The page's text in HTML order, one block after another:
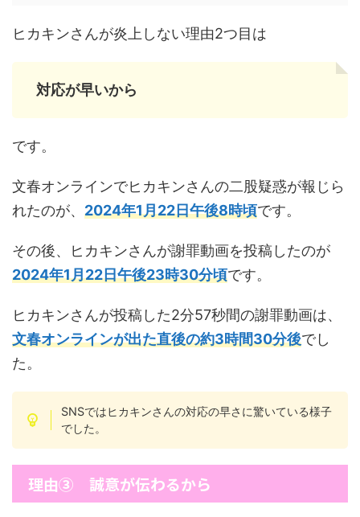
ヒカキンさんが炎上しない理由2つ目は
対応が早いから
です。
文春オンラインでヒカキンさんの二股疑惑が報じら
れたのが、 2024年1月22日午後8時頃です。
その後、ヒカキンさんが謝罪動画を投稿したのが
2024年1月22日午後23時30分頃です。
ヒカキンさんが投稿した2分57秒間の謝罪動画は、
文春オンラインが出た直後の約3時間30分後でし
た。
SNSではヒカキンさんの対応の早さに驚いている様子
でした。
理由③ 誠意が伝わるから